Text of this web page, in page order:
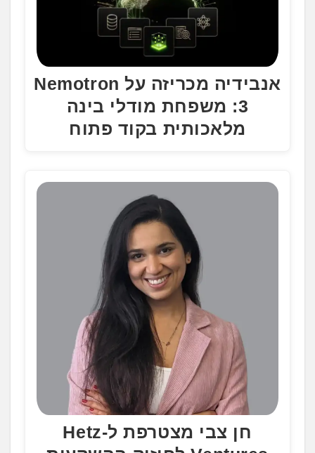
אנבידיה מכריזה על Nemotron
3: משפחת מודלי בינה
מלאכותית בקוד פתוח
חן צבי מצטרפת ל-Hetz